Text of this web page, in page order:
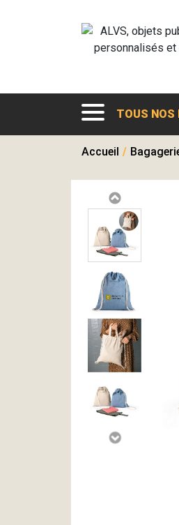
TOUS NOS
Accueil /